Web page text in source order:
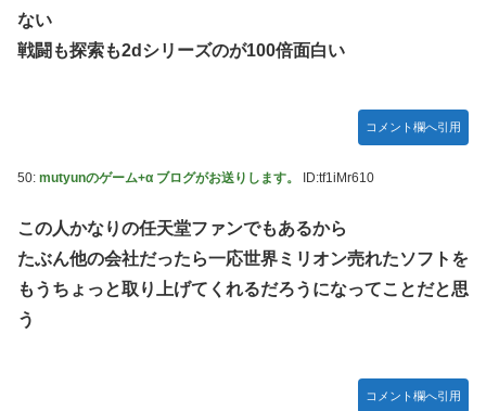
ない
戦闘も探索も2dシリーズのが100倍面白い
コメント欄へ引用
50: mutyunのゲーム+α ブログがお送りします。 ID:tf1iMr610
この人かなりの任天堂ファンでもあるから
たぶん他の会社だったら一応世界ミリオン売れたソフトを
もうちょっと取り上げてくれるだろうになってことだと思
う
コメント欄へ引用